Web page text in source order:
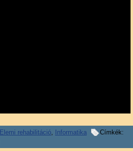
Elemi rehabilitáció, Informatika
Címkék: